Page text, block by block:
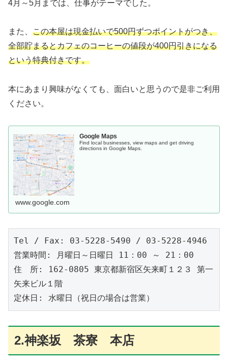
4月～5月までは、仕事がテーマでした。
また、 この本屋は現金払いで500円ずつポイントがつき、
全部貯まるとカフェのコーヒーの値段が400円引きになる
という特典付きです。
本にあまり興味がなくても、面白いと思うので是非ご利用
ください。
Google Maps
Find local businesses, view maps and get driving
directions in Google Maps.
www.google.com
Tel / Fax: 03-5228-5490 / 03-5228-4946
営業時間: 月曜日～日曜日 11：00 ～ 21：00
住　所: 162-0805 東京都新宿区矢来町１２３ 第一
矢来ビル１階
定休日: 水曜日（祝日の場合は営業）
2.神楽坂 茶寮 本店